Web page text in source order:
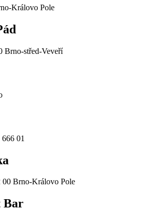
Královo Pole
Brno-střed-Veveří
01
00 Brno-Královo Pole
Bar